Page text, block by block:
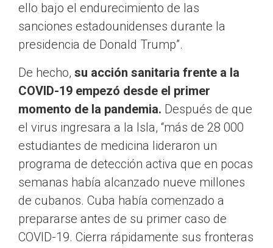
ello bajo el endurecimiento de las
sanciones estadounidenses durante la
presidencia de Donald Trump”.
De hecho, su acción sanitaria frente a la
COVID-19 empezó desde el primer
momento de la pandemia. Después de que
el virus ingresara a la Isla, “más de 28 000
estudiantes de medicina lideraron un
programa de detección activa que en pocas
semanas había alcanzado nueve millones
de cubanos. Cuba había comenzado a
prepararse antes de su primer caso de
COVID-19. Cierra rápidamente sus fronteras